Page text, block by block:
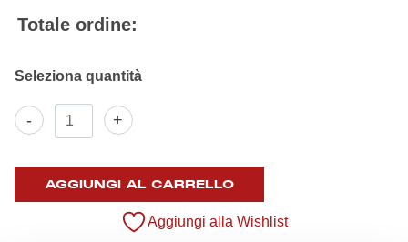
Totale ordine:
-
shirt
Bambino
25/26
quantità
+
AGGIUNGI AL CARRELLO
Aggiungi alla Wishlist